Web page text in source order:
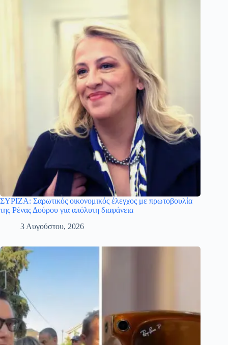
ΣΥΡΙΖΑ: Σαρωτικός οικονομικός έλεγχος με πρωτοβουλία
της Ρένας Δούρου για απόλυτη διαφάνεια
3 Αυγούστου, 2026